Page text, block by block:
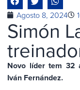
Agosto 8, 2024
Simón
Novo líder tem 32
Iván Fernández.